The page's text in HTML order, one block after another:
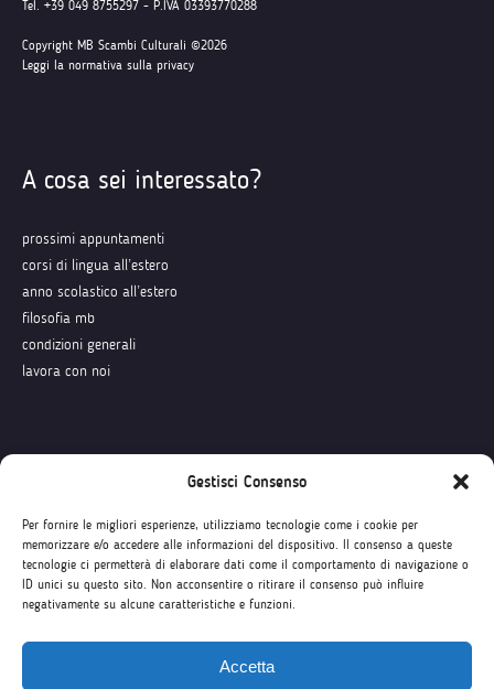
Gestisci Consenso
Per fornire le migliori esperienze, utilizziamo tecnologie come i cookie per
memorizzare e/o accedere alle informazioni del dispositivo. Il consenso a queste
tecnologie ci permetterà di elaborare dati come il comportamento di navigazione o
ID unici su questo sito. Non acconsentire o ritirare il consenso può influire
negativamente su alcune caratteristiche e funzioni.
Accetta
Tel. +39 049 8755297 - P.IVA 03393770288
Copyright MB Scambi Culturali ©2026
Leggi la normativa sulla privacy
A cosa sei interessato?
prossimi appuntamenti
corsi di lingua all’estero
anno scolastico all’estero
filosofia mb
condizioni generali
lavora con noi